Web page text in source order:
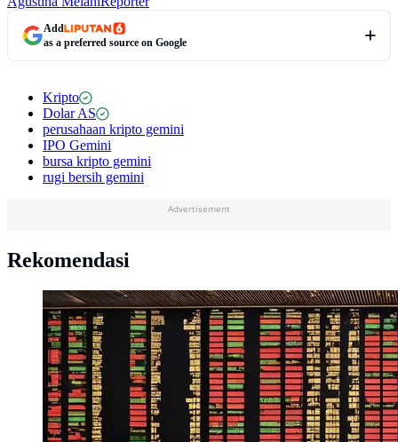
Add
as a preferred source on Google
Kripto
Dolar AS
perusahaan kripto gemini
IPO Gemini
bursa kripto gemini
rugi bersih gemini
Advertisement
Rekomendasi